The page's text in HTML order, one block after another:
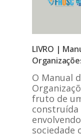
LIVRO |
O Manual
fruto de
construída
sociedade